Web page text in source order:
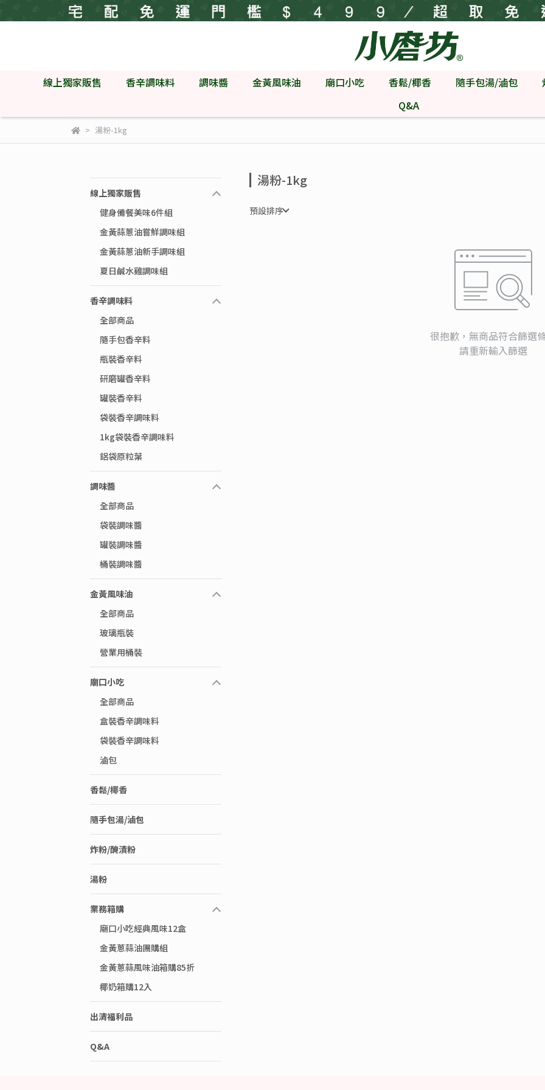
線上獨家販售 香辛調味料 調味醬 金黃風味油 廟口小吃 香鬆/椰香 隨手包湯/滷包
Q&A
湯粉-1kg
線上獨家販售
健身備餐美味6件組
金黃蒜蔥油嘗鮮調味組
金黃蒜蔥油新手調味組
夏日鹹水雞調味組
香辛調味料
全部商品
隨手包香辛料
瓶裝香辛料
研磨罐香辛料
罐裝香辛料
袋裝香辛調味料
1kg袋裝香辛調味料
鋁袋原粒葉
調味醬
全部商品
袋裝調味醬
罐裝調味醬
桶裝調味醬
金黃風味油
全部商品
玻璃瓶裝
營業用桶裝
廟口小吃
全部商品
盒裝香辛調味料
袋裝香辛調味料
滷包
香鬆/椰香
隨手包湯/滷包
炸粉/醃漬粉
湯粉
業務箱購
廟口小吃經典風味12盒
金黃蔥蒜油團購組
金黃蔥蒜風味油箱購85折
椰奶箱購12入
出清福利品
Q&A
湯粉-1kg
預設排序
很抱歉，無商品符合篩選
請重新輸入篩選